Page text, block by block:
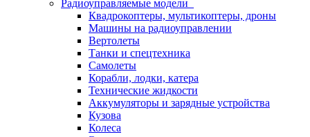
Радиоуправляемые модели
Квадрокоптеры, мультикоптеры, дроны
Машины на радиоуправлении
Вертолеты
Танки и спецтехника
Самолеты
Корабли, лодки, катера
Технические жидкости
Аккумуляторы и зарядные устройства
Кузова
Колеса